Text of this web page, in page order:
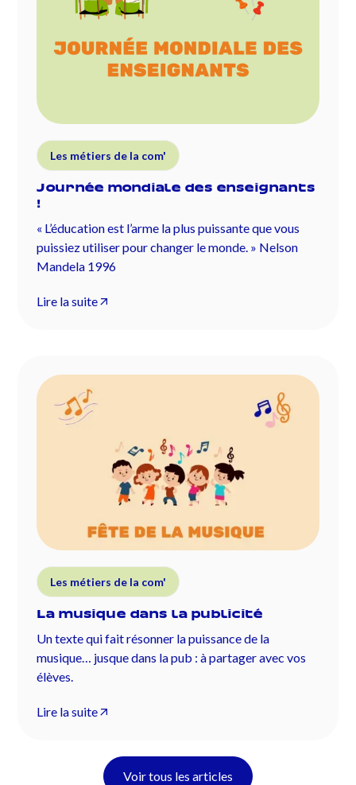
Les métiers de la com'
Journée mondiale des enseignants
!
« L’éducation est l’arme la plus puissante que vous
puissiez utiliser pour changer le monde. » Nelson
Mandela 1996
Lire la suite
Les métiers de la com'
La musique dans la publicité
Un texte qui fait résonner la puissance de la
musique… jusque dans la pub : à partager avec vos
élèves.
Lire la suite
Voir tous les articles